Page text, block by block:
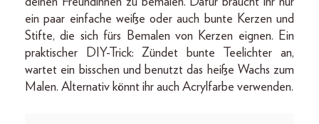
ein paar einfache weiße oder auch bunte Kerzen und
Stifte, die sich fürs Bemalen von Kerzen eignen. Ein
praktischer DIY-Trick: Zündet bunte Teelichter an,
wartet ein bisschen und benutzt das heiße Wachs zum
Malen. Alternativ könnt ihr auch Acrylfarbe verwenden.